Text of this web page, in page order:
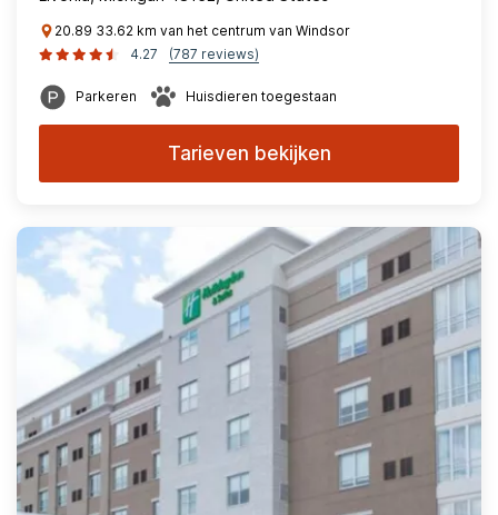
20.89 33.62 km van het centrum van Windsor
4.27
(787 reviews)
Parkeren Huisdieren toegestaan
Tarieven bekijken